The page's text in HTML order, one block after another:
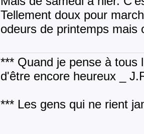
Tellement doux pour
odeurs de printemps
*** Quand je pense à tous
d'être encore heureux _
*** Les gens qui ne rient